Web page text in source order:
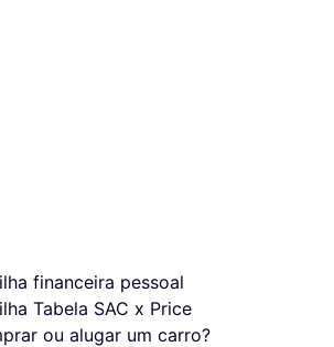
financeira pessoal
Tabela SAC x Price
ou alugar um carro?